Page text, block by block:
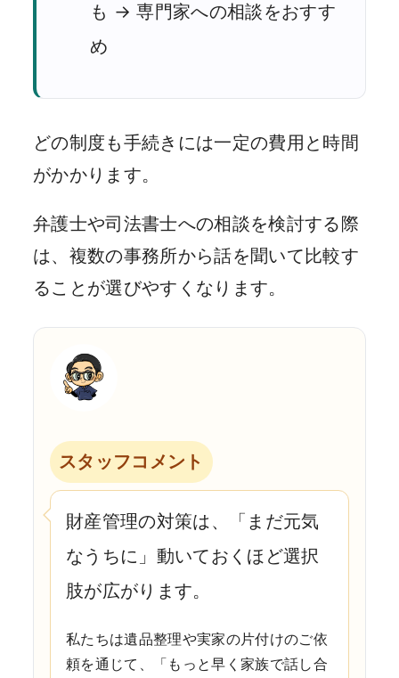
も → 専門家への相談をおすす
め
どの制度も手続きには一定の費用と時間
がかかります。
弁護士や司法書士への相談を検討する際
は、複数の事務所から話を聞いて比較す
ることが選びやすくなります。
スタッフコメント
財産管理の対策は、「まだ元気
なうちに」動いておくほど選択
肢が広がります。
私たちは遺品整理や実家の片付けのご依
頼を通じて、「もっと早く家族で話し合